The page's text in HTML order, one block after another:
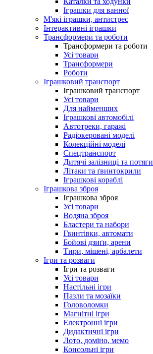
Іграшки для ванної
М'які іграшки, антистрес
Інтерактивні іграшки
Трансформери та роботи
Трансформери та роботи
Усі товари
Трансформери
Роботи
Іграшковий транспорт
Іграшковий транспорт
Усі товари
Для найменших
Іграшкові автомобілі
Автотреки, гаражі
Радіокеровані моделі
Колекційні моделі
Спецтранспорт
Дитячі залізниці та потяги
Літаки та ґвинтокрили
Іграшкові кораблі
Іграшкова зброя
Іграшкова зброя
Усі товари
Водяна зброя
Бластери та набори
Гвинтівки, автомати
Бойові дзиґи, арени
Тири, мішені, арбалети
Ігри та розваги
Ігри та розваги
Усі товари
Настільні ігри
Пазли та мозаїки
Головоломки
Магнітні ігри
Електронні ігри
Дидактичні ігри
Лото, доміно, мемо
Консольні ігри